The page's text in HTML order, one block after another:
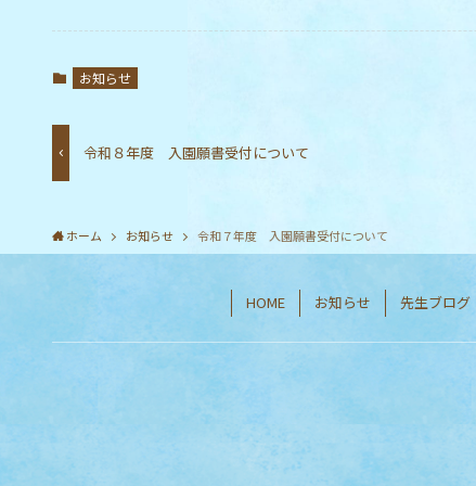
お知らせ
令和８年度 入園願書受付について
ホーム お知らせ 令和７年度 入園願書受付について
HOME お知らせ 先生ブログ